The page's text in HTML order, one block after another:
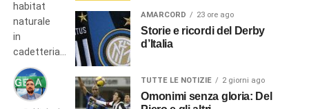
habitat
naturale
in
cadetteria…
AMARCORD 23 ore ago
Storie e ricordi del Derby
d’Italia
TUTTE LE NOTIZIE 2 giorni ago
Omonimi senza gloria: Del